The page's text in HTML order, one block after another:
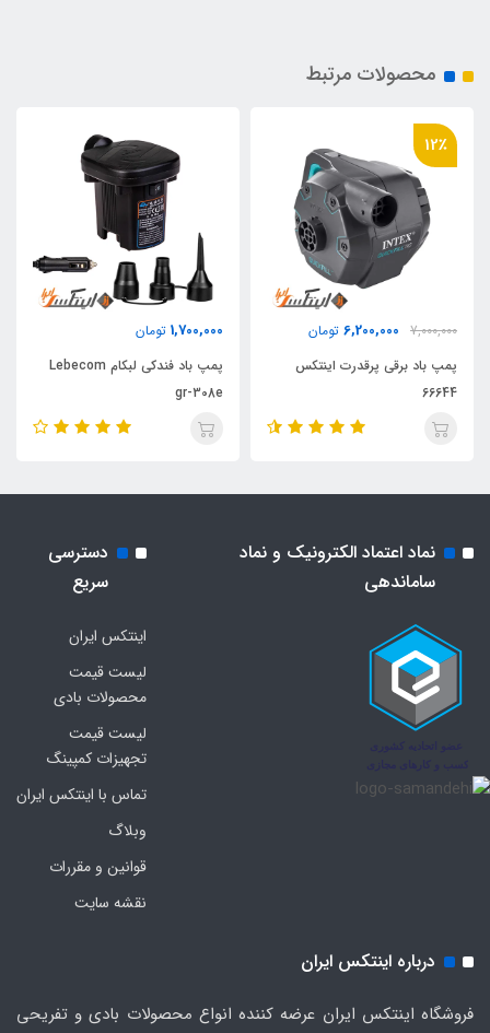
محصولات مرتبط
12٪
7,000,000
6,200,000 تومان
پمپ باد برقی پرقدرت اینتکس
66644
1,700,000 تومان
پمپ باد فندکی لبکام Lebecom
gr-308e
نماد اعتماد الکترونیک و نماد
ساماندهی
دسترسی
سریع
اینتکس ایران
لیست قیمت
محصولات بادی
لیست قیمت
تجهیزات کمپینگ
تماس با اینتکس ایران
وبلاگ
قوانین و مقررات
نقشه سایت
درباره اینتکس ایران
فروشگاه اینتکس ایران عرضه کننده انواع محصولات بادی و تفریحی